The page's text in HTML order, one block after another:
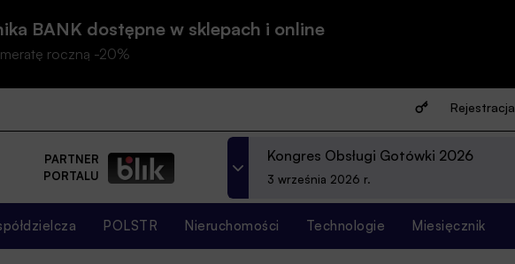
BANK dostępne w sklepach i online
roczną -20%
Rejestracja
PARTNER
PORTALU
Kongres Obsługi Gotówki 2026
3 września 2026 r.
POLSTR Nieruchomości Technologie Miesięcznik